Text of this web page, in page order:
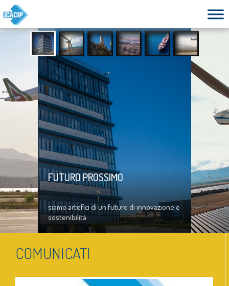
FUTURO PROSSIMO
siamo artefici di un futuro di innovazione e
sostenibilità
COMUNICATI